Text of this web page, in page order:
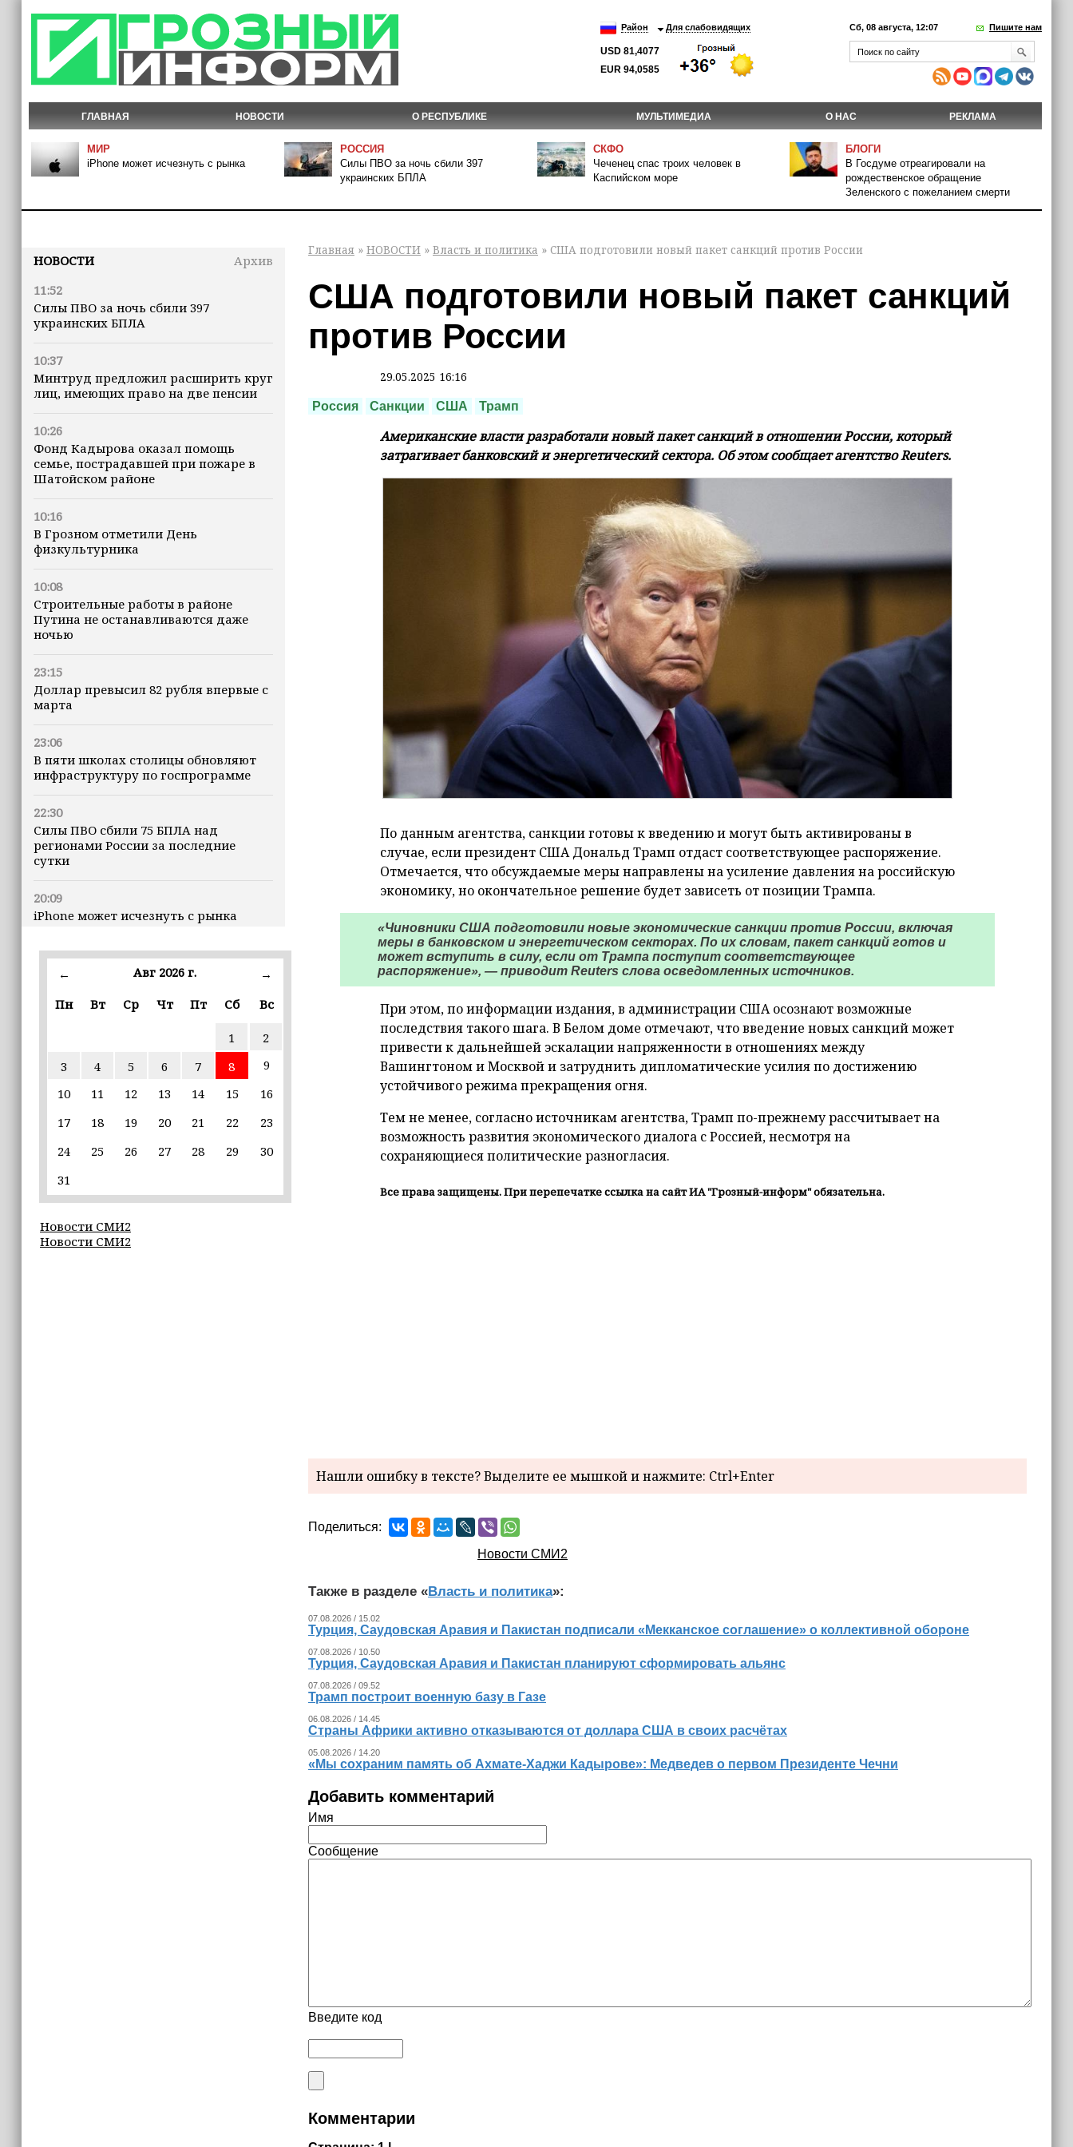
Район Для слабовидящих
USD 81,4077
EUR 94,0585
Сб, 08 августа, 12:07 Пишите нам
ГЛАВНАЯ НОВОСТИ О РЕСПУБЛИКЕ МУЛЬТИМЕДИА О НАС РЕКЛАМА
МИР
iPhone может исчезнуть с рынка
РОССИЯ
Силы ПВО за ночь сбили 397
украинских БПЛА
СКФО
Чеченец спас троих человек в
Каспийском море
БЛОГИ
В Госдуме отреагировали на
рождественское обращение
Зеленского с пожеланием смерти
НОВОСТИ
Архив
11:52
Силы ПВО за ночь сбили 397
украинских БПЛА
10:37
Минтруд предложил расширить круг
лиц, имеющих право на две пенсии
10:26
Фонд Кадырова оказал помощь
семье, пострадавшей при пожаре в
Шатойском районе
10:16
В Грозном отметили День
физкультурника
10:08
Строительные работы в районе
Путина не останавливаются даже
ночью
23:15
Доллар превысил 82 рубля впервые с
марта
23:06
В пяти школах столицы обновляют
инфраструктуру по госпрограмме
22:30
Силы ПВО сбили 75 БПЛА над
регионами России за последние
сутки
20:09
iPhone может исчезнуть с рынка
19:37
9 августа в Грозном пройдет дрифт-
Эксперт объяснил, почему не стоит
подшучивать над мошенниками
16:55
обходчиков в рамках проекта
16:55
Умар Даудов награжден Орденом
16:34
← Авг 2026 г.
→
Пн
Вт Ср Чт Пт Сб Вс
1
2
3
4 5 6 7 8
9
10
11 12 13 14 15
16
17
18 19 20 21 22
23
24
25 26 27 28 29
30
31
Новости СМИ2
Новости СМИ2
Главная » НОВОСТИ » Власть и политика » США подготовили новый пакет санкций против России
США подготовили новый пакет санкций
против России
29.05.2025 16:16
Россия Санкции США Трамп
Американские власти разработали новый пакет санкций в отношении России, который
затрагивает банковский и энергетический сектора. Об этом сообщает агентство Reuters.
По данным агентства, санкции готовы к введению и могут быть активированы в
случае, если президент США Дональд Трамп отдаст соответствующее распоряжение.
Отмечается, что обсуждаемые меры направлены на усиление давления на российскую
экономику, но окончательное решение будет зависеть от позиции Трампа.
«Чиновники США подготовили новые экономические санкции против России, включая
меры в банковском и энергетическом секторах. По их словам, пакет санкций готов и
может вступить в силу, если от Трампа поступит соответствующее
распоряжение», — приводит Reuters слова осведомленных источников.
При этом, по информации издания, в администрации США осознают возможные
последствия такого шага. В Белом доме отмечают, что введение новых санкций может
привести к дальнейшей эскалации напряженности в отношениях между
Вашингтоном и Москвой и затруднить дипломатические усилия по достижению
устойчивого режима прекращения огня.
Тем не менее, согласно источникам агентства, Трамп по-прежнему рассчитывает на
возможность развития экономического диалога с Россией, несмотря на
сохраняющиеся политические разногласия.
Все права защищены. При перепечатке ссылка на сайт ИА "Грозный-информ" обязательна.
Нашли ошибку в тексте? Выделите ее мышкой и нажмите: Ctrl+Enter
Поделиться:
Новости СМИ2
Также в разделе «Власть и политика»:
07.08.2026 / 15.02
Турция, Саудовская Аравия и Пакистан подписали «Мекканское соглашение» о коллективной обороне
07.08.2026 / 10.50
Турция, Саудовская Аравия и Пакистан планируют сформировать альянс
07.08.2026 / 09.52
Трамп построит военную базу в Газе
06.08.2026 / 14.45
Страны Африки активно отказываются от доллара США в своих расчётах
05.08.2026 / 14.20
«Мы сохраним память об Ахмате-Хаджи Кадырове»: Медведев о первом Президенте Чечни
Добавить комментарий
Имя
Сообщение
Введите код
Комментарии